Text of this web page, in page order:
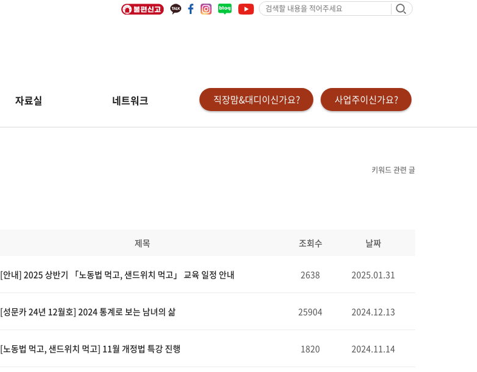
검
색
요
자료실 네트워크 직장맘&대디이신가요? 사업주이신가요?
키워드 관련 글
제목 조회수 날짜
[안내] 2025 상반기 「노동법 먹고, 샌드위치 먹고」 교육 일정 안내 2638 2025.01.31
[성문카 24년 12월호] 2024 통계로 보는 남녀의 삶 25904 2024.12.13
[노동법 먹고, 샌드위치 먹고] 11월 개정법 특강 진행 1820 2024.11.14